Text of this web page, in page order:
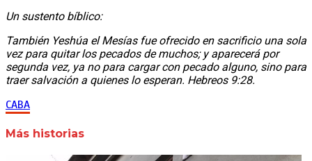
Un sustento bíblico:
También Yeshúa el Mesías fue ofrecido en sacrificio una sola
vez para quitar los pecados de muchos; y aparecerá por
segunda vez, ya no para cargar con pecado alguno, sino para
traer salvación a quienes lo esperan. Hebreos 9:28.
CABA
Más historias